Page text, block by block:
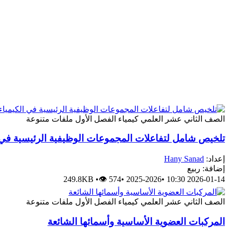
الصف الثاني عشر العلمي كيمياء الفصل الأول ملفات متنوعة
تلخيص شامل لتفاعلات المجموعات الوظيفية الرئيسية في
إعداد: Hany Sanad
إضافة: ربيع
2026-01-14 10:30
•
2025-2026
•
249.8KB •👁 574
الصف الثاني عشر العلمي كيمياء الفصل الأول ملفات متنوعة
المركبات العضوية الأساسية وأسمائها الشائعة